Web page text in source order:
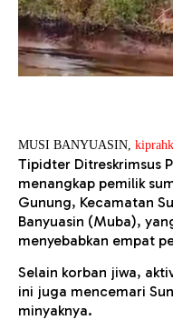
MUSI BANYUASIN,
Tipidter Ditreskrimsus
menangkap pemilik
Gunung, Kecamatan
Banyuasin (Muba),
menyebabkan empat
Selain korban jiwa,
ini juga mencemari
minyaknya.